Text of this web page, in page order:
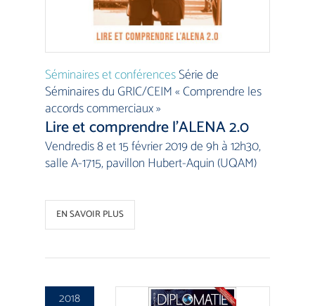
Séminaires et conférencesSérie de
Séminaires du GRIC/CEIM « Comprendre les
accords commerciaux »
Lire et comprendre l’ALENA 2.0
Vendredis 8 et 15 février 2019 de 9h à 12h30,
salle A-1715, pavillon Hubert-Aquin (UQAM)
EN SAVOIR PLUS
2018